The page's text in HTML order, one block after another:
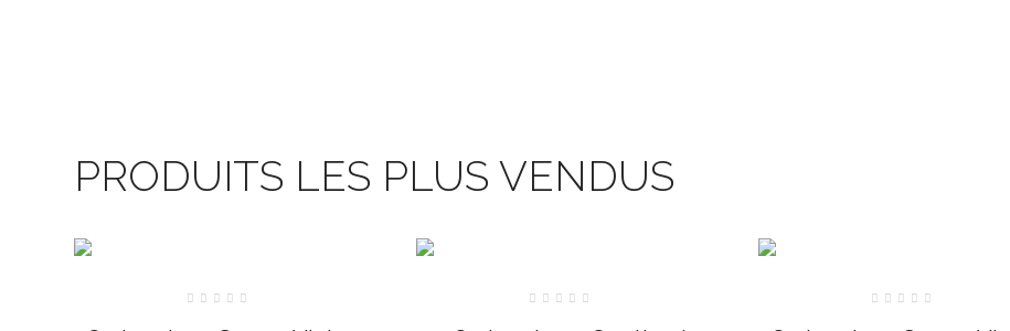
PRODUITS LES PLUS VENDUS